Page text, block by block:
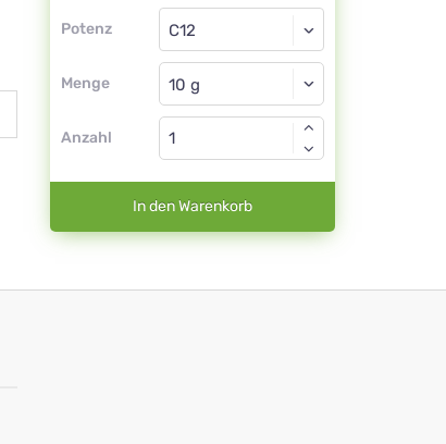
Potenz
Globuli
C12
Menge
Globuli
Anzahl
In den Warenkorb